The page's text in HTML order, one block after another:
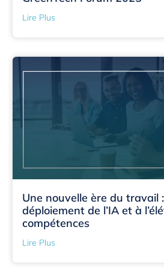
Lire Plus
Une nouvelle ère du travail
déploiement de l’IA et à
compétences
Lire Plus